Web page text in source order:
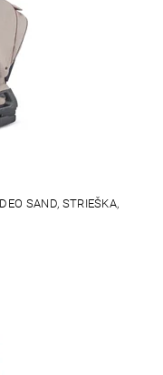
SAND, STRIEŠKA,